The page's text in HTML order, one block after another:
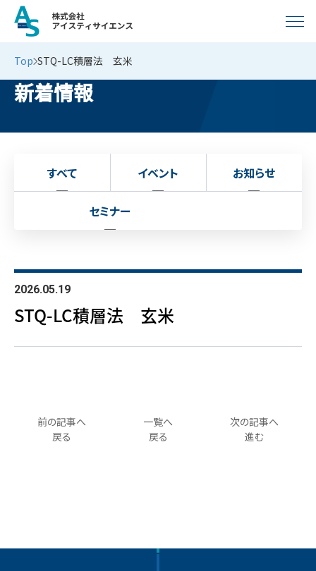
Top STQ-LC積層法 玄米
新着情報
すべて イベント お知らせ
セミナー
2026.05.19
STQ-LC積層法 玄米
一覧へ
戻る
前の記事へ
戻る
次の記事へ
進む